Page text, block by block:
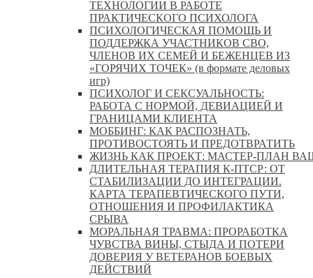
ТЕХНОЛОГИИ В РАБОТЕ
ПРАКТИЧЕСКОГО ПСИХОЛОГА
ПСИХОЛОГИЧЕСКАЯ ПОМОЩЬ И
ПОДДЕРЖКА УЧАСТНИКОВ СВО,
ЧЛЕНОВ ИХ СЕМЕЙ И БЕЖЕНЦЕВ ИЗ
«ГОРЯЧИХ ТОЧЕК» (в формате деловых
игр)
ПСИХОЛОГ И СЕКСУАЛЬНОСТЬ:
РАБОТА С НОРМОЙ, ДЕВИАЦИЕЙ И
ГРАНИЦАМИ КЛИЕНТА
МОББИНГ: КАК РАСПОЗНАТЬ,
ПРОТИВОСТОЯТЬ И ПРЕДОТВРАТИТЬ
ЖИЗНЬ КАК ПРОЕКТ: МАСТЕР‑ПЛАН
ДЛИТЕЛЬНАЯ ТЕРАПИЯ К-ПТСР: ОТ
СТАБИЛИЗАЦИИ ДО ИНТЕГРАЦИИ.
КАРТА ТЕРАПЕВТИЧЕСКОГО ПУТИ,
ОТНОШЕНИЯ И ПРОФИЛАКТИКА
СРЫВА
МОРАЛЬНАЯ ТРАВМА: ПРОРАБОТКА
ЧУВСТВА ВИНЫ, СТЫДА И ПОТЕРИ
ДОВЕРИЯ У ВЕТЕРАНОВ БОЕВЫХ
ДЕЙСТВИЙ